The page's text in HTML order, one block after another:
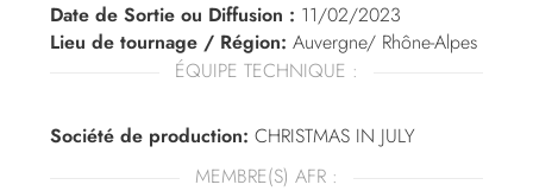
Date de Sortie ou Diffusion : 11/02/2023
Lieu de tournage / Région: Auvergne/ Rhône-Alpes
ÉQUIPE TECHNIQUE :
Société de production: CHRISTMAS IN JULY
MEMBRE(S) AFR :